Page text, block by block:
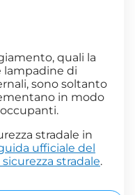
quali la
lampadine di
sono soltanto
in modo
stradale in
ufficiale del
stradale.